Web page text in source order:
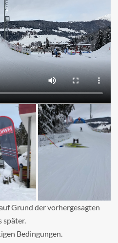
Grund der vorhergesagten
später.
Bedingungen.